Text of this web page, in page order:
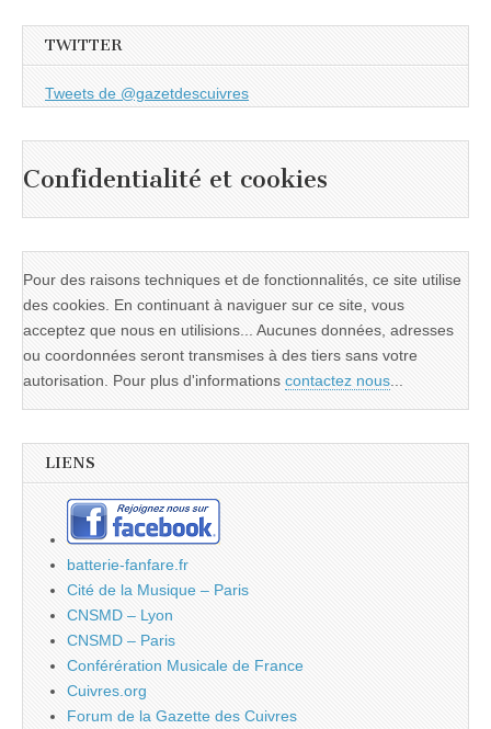
TWITTER
Tweets de @gazetdescuivres
Confidentialité et cookies
Pour des raisons techniques et de fonctionnalités, ce site utilise
des cookies. En continuant à naviguer sur ce site, vous
acceptez que nous en utilisions... Aucunes données, adresses
ou coordonnées seront transmises à des tiers sans votre
autorisation. Pour plus d'informations contactez nous...
LIENS
batterie-fanfare.fr
Cité de la Musique – Paris
CNSMD – Lyon
CNSMD – Paris
Conférération Musicale de France
Cuivres.org
Forum de la Gazette des Cuivres